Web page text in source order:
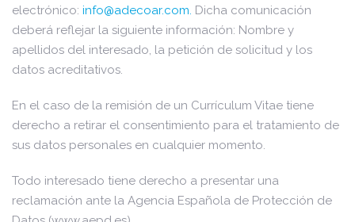
electrónico: info@adecoar.com. Dicha comunicación
deberá reflejar la siguiente información: Nombre y
apellidos del interesado, la petición de solicitud y los
datos acreditativos.
En el caso de la remisión de un Currículum Vitae tiene
derecho a retirar el consentimiento para el tratamiento de
sus datos personales en cualquier momento.
Todo interesado tiene derecho a presentar una
reclamación ante la Agencia Española de Protección de